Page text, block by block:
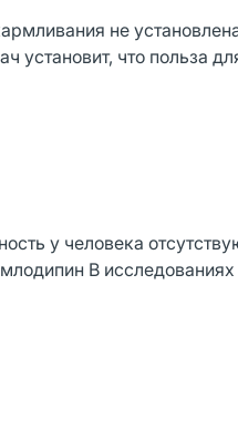
не
установит, что польза
у человека
В